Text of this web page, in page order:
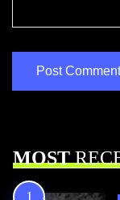
MOST